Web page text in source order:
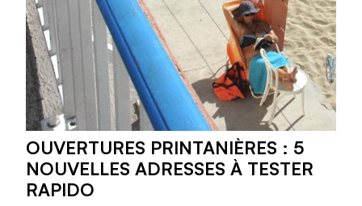
OUVERTURES PRINTANIÈRES : 5
NOUVELLES ADRESSES À TESTER
RAPIDO